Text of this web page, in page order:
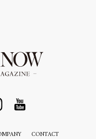
CONTACT